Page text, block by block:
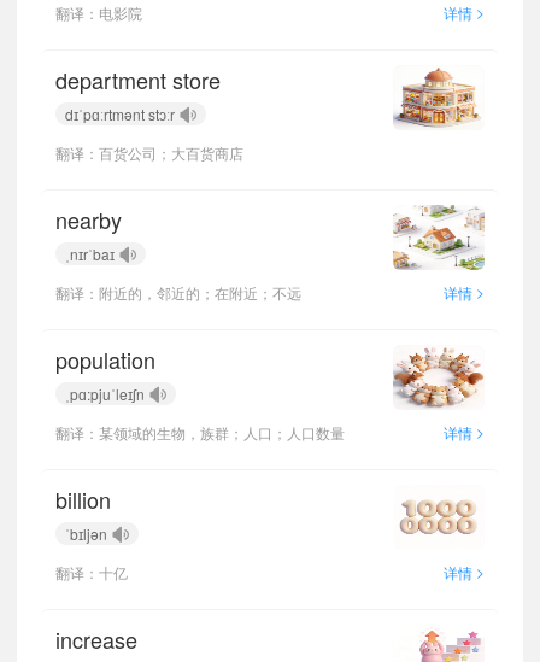
翻译：电影院
详情 >
department store
dɪˈpɑːrtmənt stɔːr
翻译：百货公司；大百货商店
nearby
ˌnɪrˈbaɪ
翻译：附近的，邻近的；在附近；不远
详情 >
population
ˌpɑ:pjuˈleɪʃn
翻译：某领域的生物，族群；人口；人口数量
详情 >
billion
ˈbɪljən
翻译：十亿
详情 >
increase